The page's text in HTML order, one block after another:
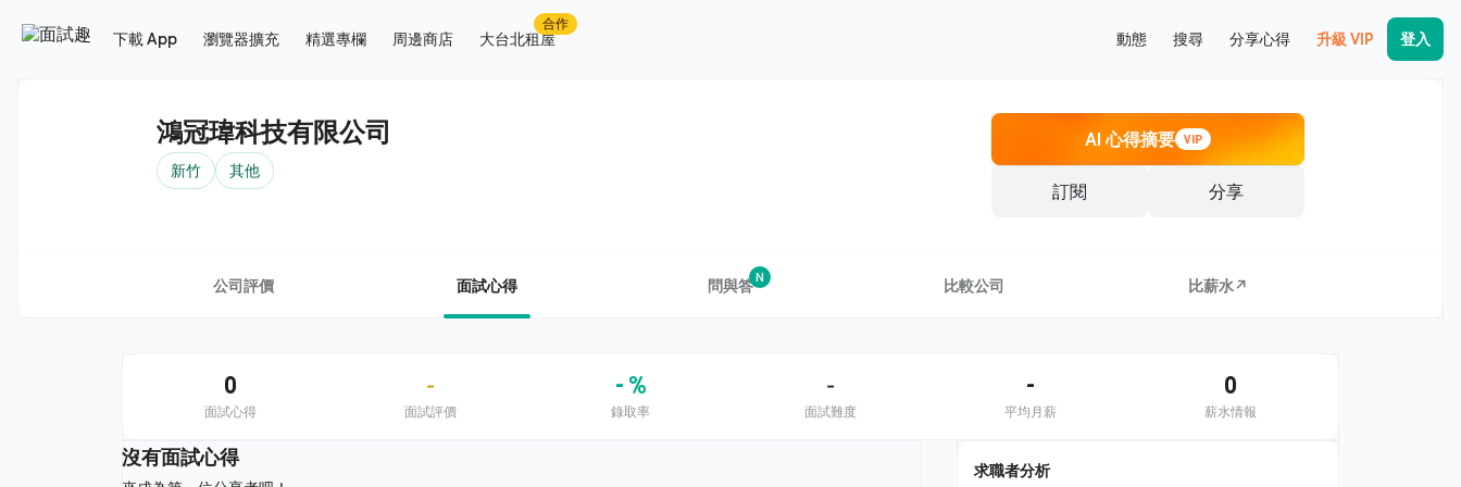
下載 App 瀏覽器擴充 精選專欄 周邊商店 大台北租屋
合作
動態 搜尋 分享心得 升級 VIP 登入
鴻冠瑋科技有限公司
新竹 其他
AI 心得摘要 VIP
訂閱 分享
公司評價 面試心得 問與答N 比較公司 比薪水↗
0
面試心得
-
面試評價
- %
錄取率
-
面試難度
-
平均月薪
0
薪水情報
沒有面試心得
求職者分析